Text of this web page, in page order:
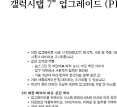
갤럭시탭 7" 업그레이드